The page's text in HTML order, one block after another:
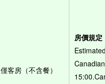
僅客房（不含餐）
房價規定